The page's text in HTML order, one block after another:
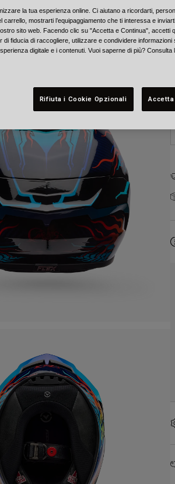
la tua esperienza online. Ci aiutano a ricordarti,
mostrarti l’equipaggiamento che ti interessa e
sito web. Facendo clic su "Accetta e Continua", accetti
fiducia di raccogliere, utilizzare e condividere informazioni
digitale e i contenuti. Vuoi saperne di più? Consulta
Rifiuta i Cookie Opzionali